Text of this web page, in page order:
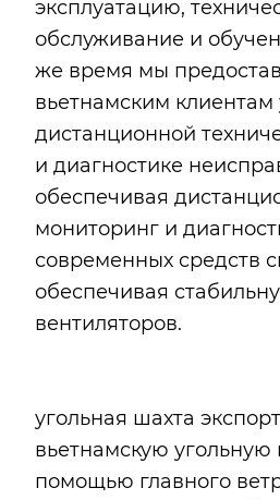
эксплуатацию,
обслуживание и
же время мы
вьетнамским клиентам
дистанционной
и диагностике
обеспечивая
мониторинг и
современных средств
обеспечивая
вентиляторов.
угольная шахта
вьетнамскую угольную
помощью главного